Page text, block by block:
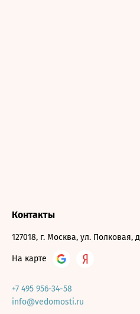
Контакты
127018, г. Москва, ул. Полковая,
На карте
+7 495 956-34-58
info@vedomosti.ru